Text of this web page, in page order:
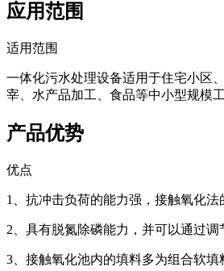
应用范围
适用范围
一体化污水处理设备适用于住宅小区
宰、水产品加工、食品等中小型规模
产品优势
优点
1、抗冲击负荷的能力强，接触氧化法
2、具有脱氮除磷能力，并可以通过
3、接触氧化池内的填料多为组合软